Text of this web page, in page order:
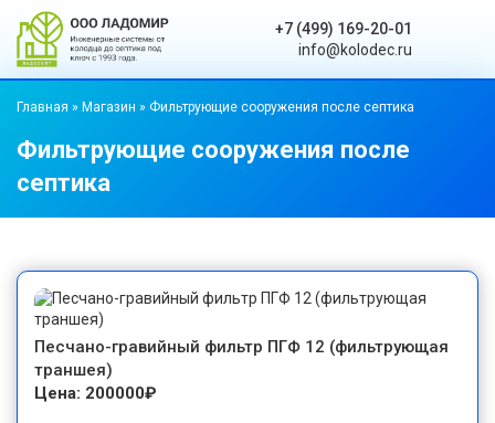
+7 (499) 169-20-01
info@kolodec.ru
Главная » Магазин » Фильтрующие сооружения после септика
Фильтрующие сооружения после
септика
Песчано-гравийный фильтр ПГФ 12 (фильтрующая
траншея)
Цена: 200000₽